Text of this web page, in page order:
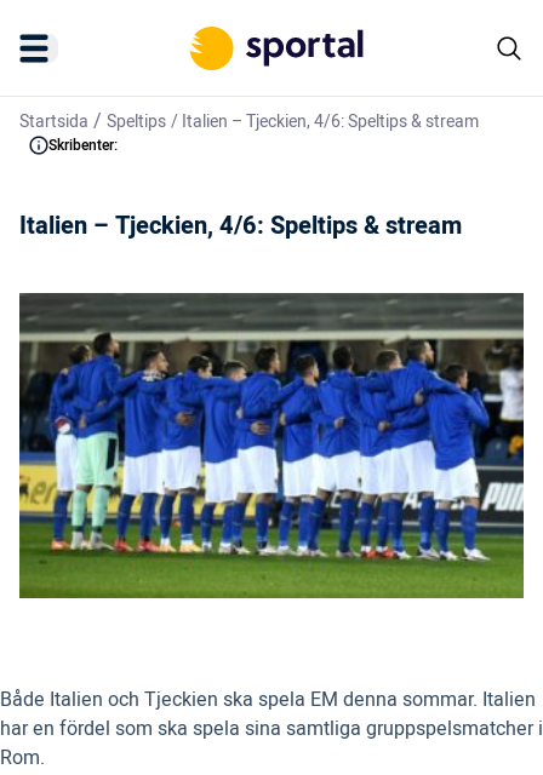
Startsida / Speltips/Italien – Tjeckien, 4/6: Speltips & stream
Skribenter:
Italien – Tjeckien, 4/6: Speltips & stream
Både Italien och Tjeckien ska spela EM denna sommar. Italien
har en fördel som ska spela sina samtliga gruppspelsmatcher i
Rom.